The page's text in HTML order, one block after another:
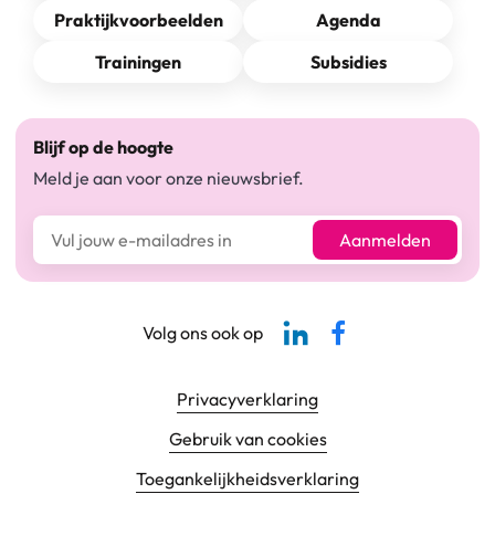
Praktijkvoorbeelden
Agenda
Trainingen
Subsidies
Blijf op de hoogte
Meld je aan voor onze nieuwsbrief.
E-mailadres* Aanmelden
Footer navigatie
Privacyverklaring
Gebruik van cookies
Toegankelijkheids­verklaring
Volg ons ook op
Linkedin-pagina SBCM
Facebook SBCM